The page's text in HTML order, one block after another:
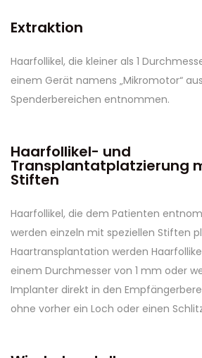
Extraktion
Haarfollikel, die kleiner als 1
einem Gerät namens „Mikromotor“
Spenderbereichen entnommen.
Haarfollikel- und
Transplantatplatzierung
Stiften
Haarfollikel, die dem Patienten
werden einzeln mit speziellen Stiften
Haartransplantation werden
einem Durchmesser von 1 mm oder
Implanter direkt in den
ohne vorher ein Loch oder einen